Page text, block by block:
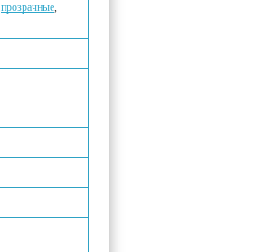
прозрачные,